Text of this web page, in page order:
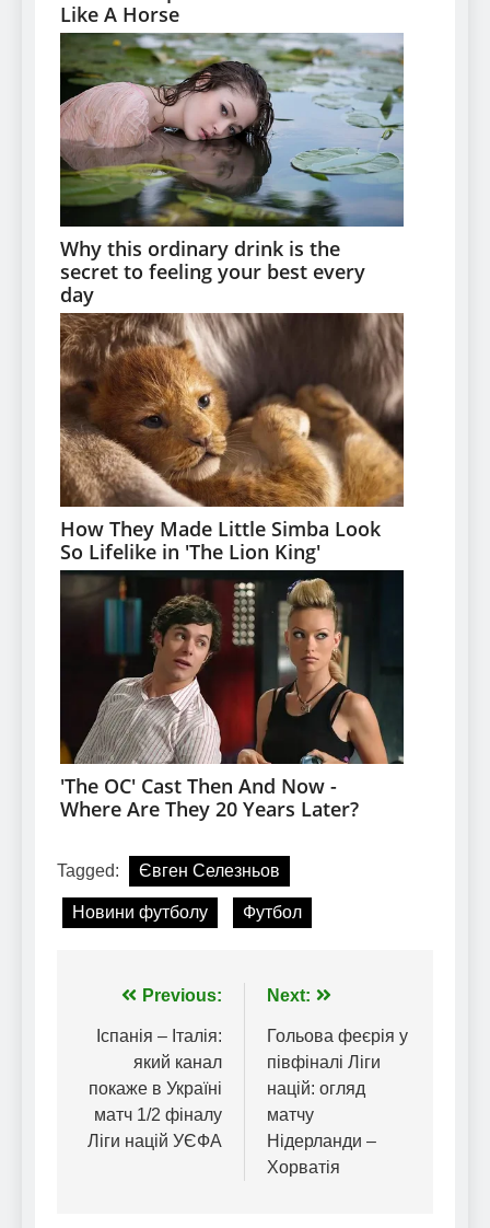
Tagged: Євген Селезньов
Новини футболу Футбол
Навігація
записів
Previous:
Іспанія – Італія:
який канал
покаже в Україні
матч 1/2 фіналу
Ліги націй УЄФА
Next:
Гольова феєрія у
півфіналі Ліги
націй: огляд
матчу
Нідерланди –
Хорватія